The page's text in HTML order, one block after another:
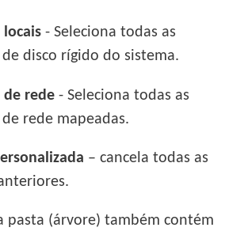
locais - Seleciona todas as
disco rígido do sistema.
de rede - Seleciona todas as
rede mapeadas.
– cancela todas as
pasta (árvore) também contém